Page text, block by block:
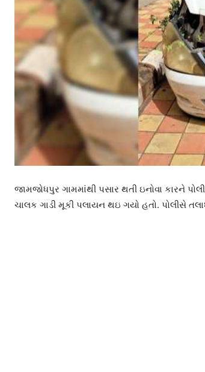
જામજોધપુર ગામમાંથી પસાર થતી ઇનોવા કારને
ચાલક ગાડી મૂકી પલાયન થઇ ગયો હતો. પોલીસે